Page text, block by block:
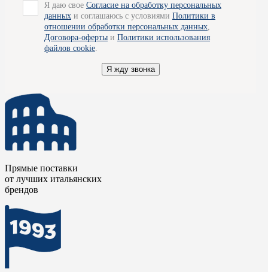
Я даю свое Согласие на обработку персональных
данных и соглашаюсь с условиями Политики в
отношении обработки персональных данных,
Договора-оферты и Политики использования
файлов cookie.
Я жду звонка
Прямые поставки
от лучших итальянских
брендов